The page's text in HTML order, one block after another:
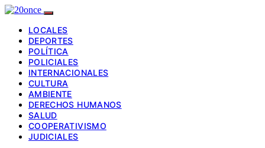
LOCALES
DEPORTES
POLÍTICA
POLICIALES
INTERNACIONALES
CULTURA
AMBIENTE
DERECHOS HUMANOS
SALUD
COOPERATIVISMO
JUDICIALES